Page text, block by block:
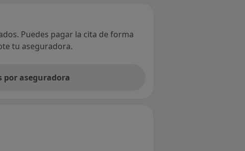
Puedes pagar la cita de forma
tu aseguradora.
por aseguradora